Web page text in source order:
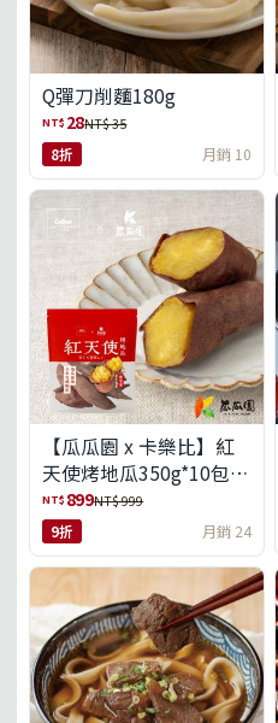
Q彈刀削麵180g
NT$ 28NT$ 35
8折 月銷 10
【瓜瓜園 x 卡樂比】紅
天使烤地瓜350g*10包
(免運組)
NT$ 899NT$ 999
9折 月銷 24